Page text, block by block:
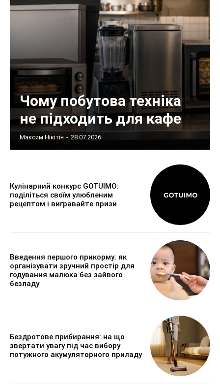
Чому побутова техніка
не підходить для кафе
Максим Нікітін - 28.07.2026
Кулінарний конкурс GOTUIMO:
поділіться своїм улюбленим
рецептом і вигравайте призи
Введення першого прикорму: як
організувати зручний простір для
годування малюка без зайвого
безладу
Бездротове прибирання: на що
звертати увагу під час вибору
потужного акумуляторного приладу